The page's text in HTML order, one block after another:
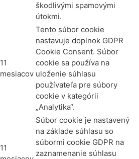
škodlivými spamovými
útokmi.
11
mesiacov
Tento súbor cookie
nastavuje doplnok GDPR
Cookie Consent. Súbor
cookie sa používa na
uloženie súhlasu
používateľa pre súbory
cookie v kategórii
„Analytika“.
11
Súbor cookie je nastavený
na základe súhlasu so
súbormi cookie GDPR na
zaznamenanie súhlasu